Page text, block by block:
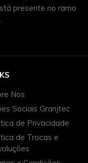
presente no ramo
Nos
Sociais Granjtec
de Privacidade
de Trocas e